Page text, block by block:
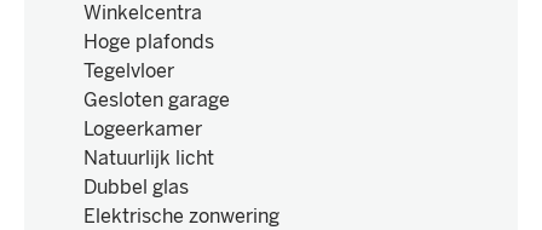
Winkelcentra
Hoge plafonds
Tegelvloer
Gesloten garage
Logeerkamer
Natuurlijk licht
Dubbel glas
Elektrische zonwering